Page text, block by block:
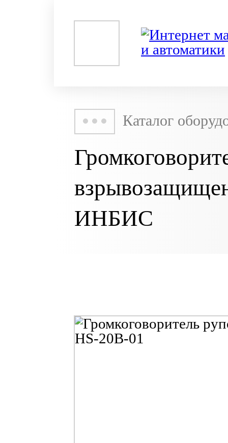
Каталог
ИНБИС